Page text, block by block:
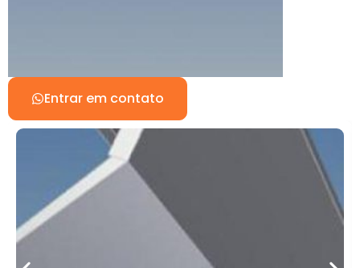
Entrar em contato